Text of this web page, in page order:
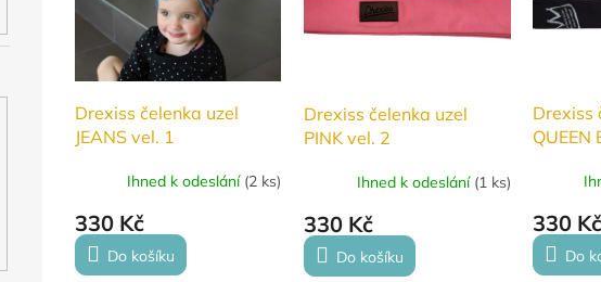
Drexiss čelenka uzel
JEANS vel. 1
Ihned k odeslání (2 ks)
330 Kč
Do košíku
Drexiss čelenka uzel
PINK vel. 2
Ihned k odeslání (1 ks)
330 Kč
Do košíku
Drexiss
QUEEN
330 Kč
Do